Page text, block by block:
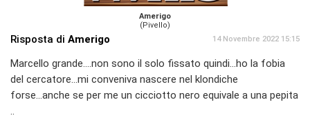
Amerigo
(Pivello)
Risposta di Amerigo 14 Novembre 2022 15:15
Marcello grande....non sono il solo fissato quindi...ho la fobia
del cercatore...mi conveniva nascere nel klondiche
forse...anche se per me un cicciotto nero equivale a una pepita
..